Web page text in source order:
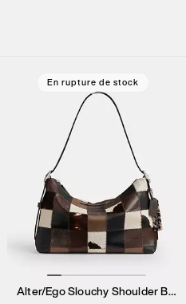
En rupture de stock
Alter/Ego Slouchy Shoulder Bag